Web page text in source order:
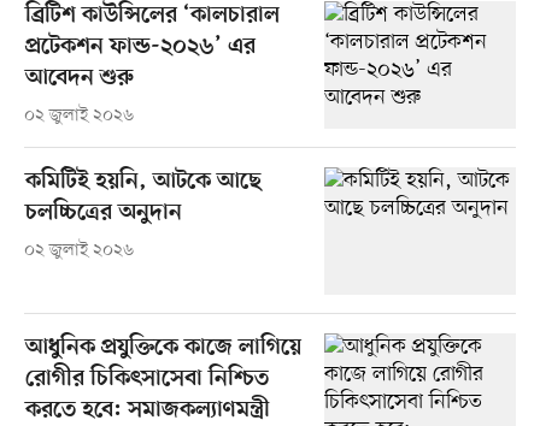
ব্রিটিশ কাউন্সিলের ‘কালচারাল
প্রটেকশন ফান্ড-২০২৬’ এর
আবেদন শুরু
০২ জুলাই ২০২৬
কমিটিই হয়নি, আটকে আছে
চলচ্চিত্রের অনুদান
০২ জুলাই ২০২৬
আধুনিক প্রযুক্তিকে কাজে লাগিয়ে
রোগীর চিকিৎসাসেবা নিশ্চিত
করতে হবে: সমাজকল্যাণমন্ত্রী